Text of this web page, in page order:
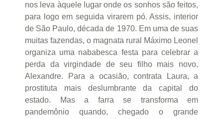
nos leva àquele lugar onde os sonhos são feitos,
para logo em seguida virarem pó. Assis, interior
de São Paulo, década de 1970. Em uma de suas
muitas fazendas, o magnata rural Máximo Leonel
organiza uma nababesca festa para celebrar a
perda da virgindade de seu filho mais novo,
Alexandre. Para a ocasião, contrata Laura, a
prostituta mais deslumbrante da capital do
estado. Mas a farra se transforma em
pandemônio quando, chegado o grande